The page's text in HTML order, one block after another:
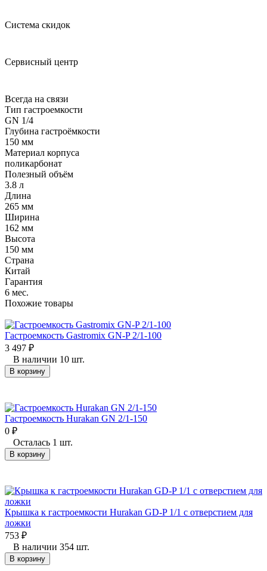
Система скидок
Сервисный центр
Всегда на связи
Тип гастроемкости
GN 1/4
Глубина гастроёмкости
150 мм
Материал корпуса
поликарбонат
Полезный объём
3.8 л
Длина
265 мм
Ширина
162 мм
Высота
150 мм
Страна
Китай
Гарантия
6 мес.
Похожие товары
Гастроемкость Gastromix GN-P 2/1-100
3 497 ₽
В наличии 10 шт.
В корзину
Гастроемкость Hurakan GN 2/1-150
0 ₽
Осталась 1 шт.
В корзину
Крышка к гастроемкости Hurakan GD-P 1/1 с отверстием для
ложки
753 ₽
В наличии 354 шт.
В корзину